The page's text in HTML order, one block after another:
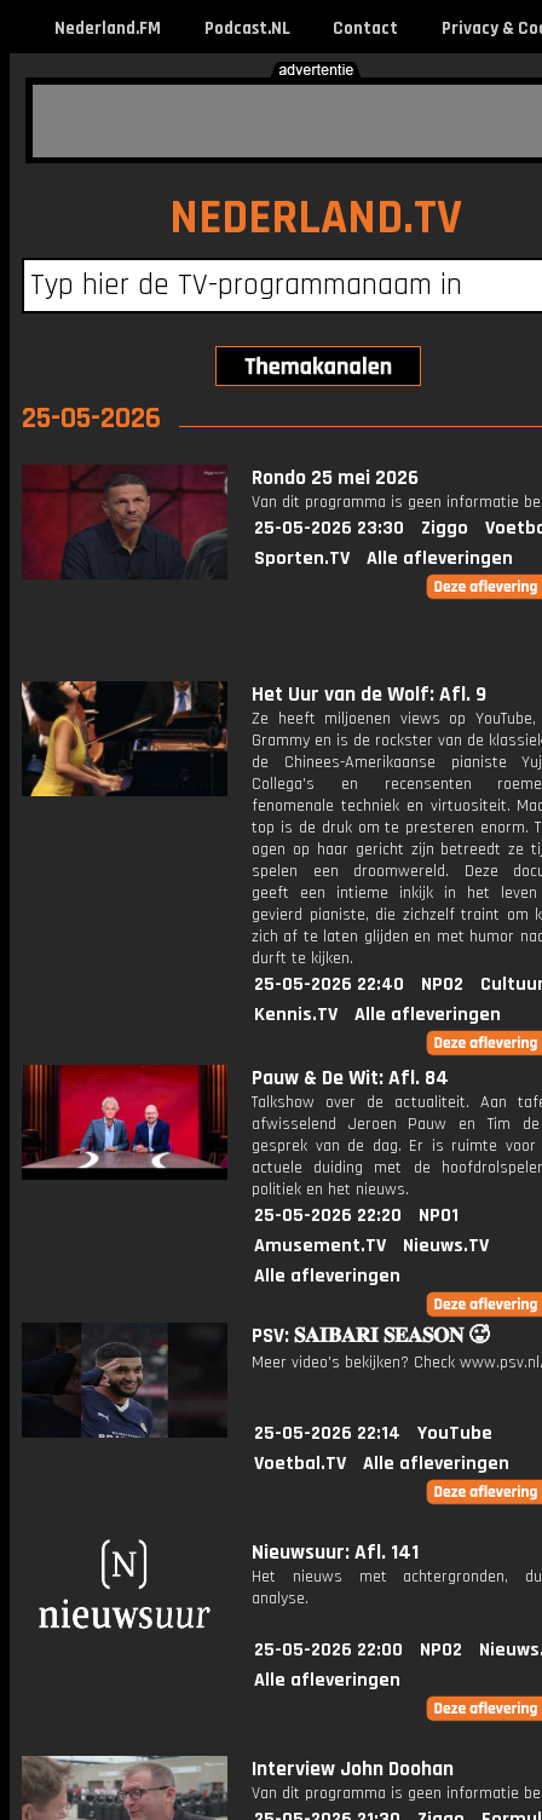
Nederland.FM Podcast.NL Contact Privacy &
NEDERLAND.TV
25-05-2026
Rondo 25 mei 2026
Van dit programma is geen informatie
25-05-2026 23:30 Ziggo
Sporten.TV
Alle afleveringen
Het Uur van de Wolf: Afl. 9
Ze heeft miljoenen views op
Grammy en is de rockster van de
de Chinees-Amerikaanse pianiste
Collega's en recensenten
fenomenale techniek en virtuositeit.
top is de druk om te presteren enorm.
ogen op haar gericht zijn betreedt ze
spelen een droomwereld. Deze
geeft een intieme inkijk in het
gevierd pianiste, die zichzelf traint om
zich af te laten glijden en met humor
durft te kijken.
25-05-2026 22:40 NPO2
Kennis.TV
Alle afleveringen
Pauw & De Wit: Afl. 84
Talkshow over de actualiteit. Aan
afwisselend Jeroen Pauw en Tim
gesprek van de dag. Er is ruimte
actuele duiding met de
politiek en het nieuws.
25-05-2026 22:20
NPO1
Amusement.TV
Nieuws.TV
Alle afleveringen
PSV: 𝐒𝐀𝐈𝐁𝐀𝐑𝐈 𝐒𝐄𝐀𝐒𝐎𝐍 🥵
Meer video's bekijken? Check
25-05-2026 22:14
YouTube
Voetbal.TV
Alle afleveringen
Nieuwsuur: Afl. 141
Het nieuws met achtergronden,
analyse.
25-05-2026 22:00 NPO2
Alle afleveringen
Interview John Doohan
Van dit programma is geen informatie